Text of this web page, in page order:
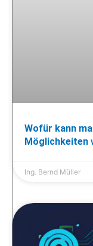
Wofür kann
Möglichkeiten
Ing. Bernd Müller